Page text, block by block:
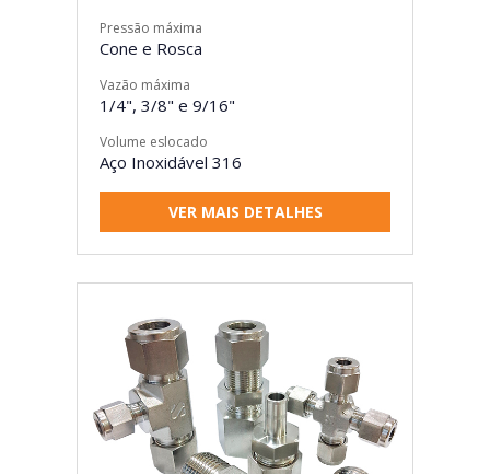
Pressão máxima
Cone e Rosca
Vazão máxima
1/4", 3/8" e 9/16"
Volume eslocado
Aço Inoxidável 316
VER MAIS DETALHES